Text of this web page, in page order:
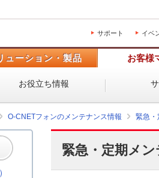
サポート イベ
ューション・製品 お客様
お役立ち情報
O-CNETフォンのメンテナンス情報 緊急・
緊急・定期メ